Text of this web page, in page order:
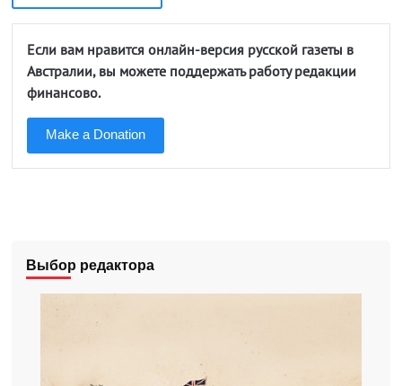
Если вам нравится онлайн-версия русской газеты в
Австралии, вы можете поддержать работу редакции
финансово.
Make a Donation
Выбор редактора